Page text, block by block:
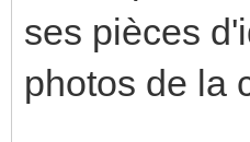
ses pièces
photos de la